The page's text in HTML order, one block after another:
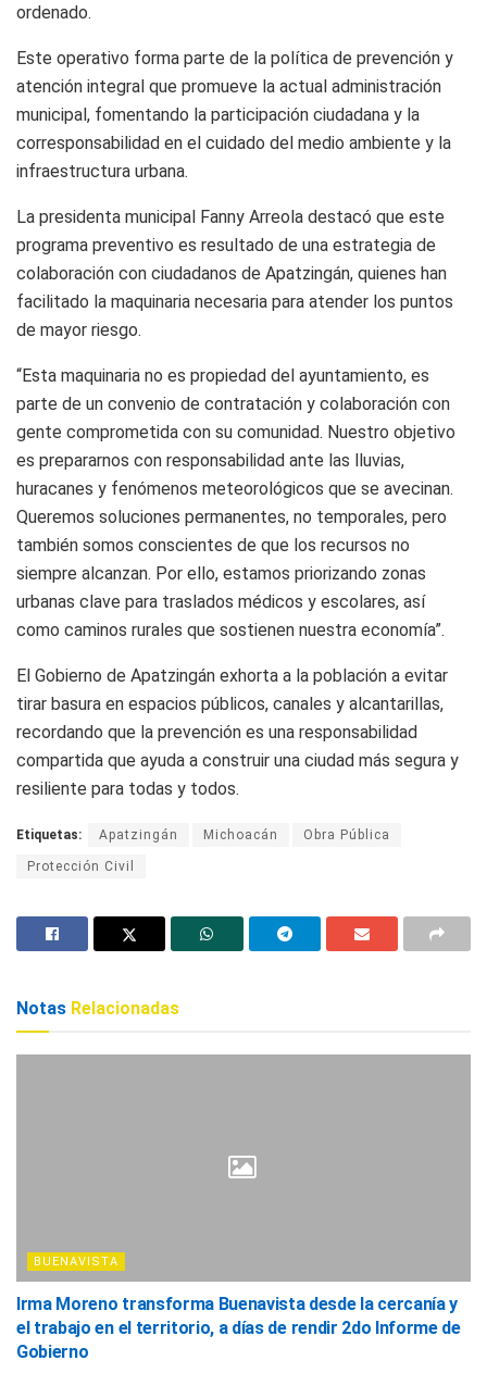
ordenado.
Este operativo forma parte de la política de prevención y
atención integral que promueve la actual administración
municipal, fomentando la participación ciudadana y la
corresponsabilidad en el cuidado del medio ambiente y la
infraestructura urbana.
La presidenta municipal Fanny Arreola destacó que este
programa preventivo es resultado de una estrategia de
colaboración con ciudadanos de Apatzingán, quienes han
facilitado la maquinaria necesaria para atender los puntos
de mayor riesgo.
“Esta maquinaria no es propiedad del ayuntamiento, es
parte de un convenio de contratación y colaboración con
gente comprometida con su comunidad. Nuestro objetivo
es prepararnos con responsabilidad ante las lluvias,
huracanes y fenómenos meteorológicos que se avecinan.
Queremos soluciones permanentes, no temporales, pero
también somos conscientes de que los recursos no
siempre alcanzan. Por ello, estamos priorizando zonas
urbanas clave para traslados médicos y escolares, así
como caminos rurales que sostienen nuestra economía”.
El Gobierno de Apatzingán exhorta a la población a evitar
tirar basura en espacios públicos, canales y alcantarillas,
recordando que la prevención es una responsabilidad
compartida que ayuda a construir una ciudad más segura y
resiliente para todas y todos.
Etiquetas: Apatzingán Michoacán Obra Pública
Protección Civil
Notas Relacionadas
BUENAVISTA
Irma Moreno transforma Buenavista desde la cercanía y
el trabajo en el territorio, a días de rendir 2do Informe de
Gobierno